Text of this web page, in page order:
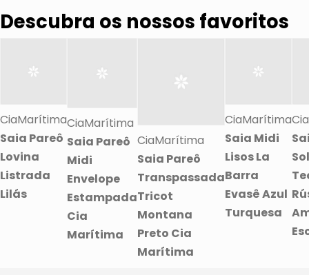
Descubra os nossos favoritos
CiaMarítima
Saia Pareô
Lovina
Listrada
Lilás
CiaMarítima
Saia Pareô
Midi
Envelope
Estampada
Cia
Marítima
CiaMarítima
Saia Pareô
Transpassada
Tricot
Montana
Preto Cia
Marítima
CiaMarítima
Saia Midi
Lisos La
Barra
Evasê Azul
Turquesa